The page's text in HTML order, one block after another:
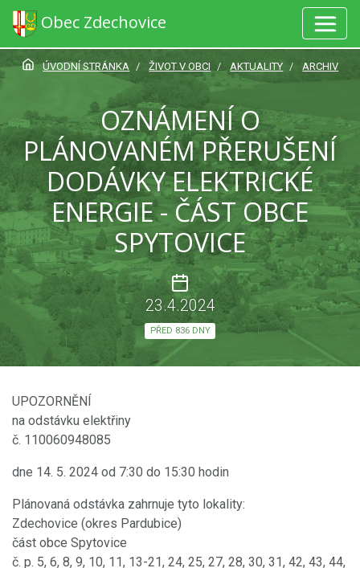
Obec Zdechovice
ÚVODNÍ STRÁNKA ŽIVOT V OBCI AKTUALITY ARCHIV
OZNÁMENÍ O
PLÁNOVANÉM PŘERUŠENÍ
DODÁVKY ELEKTRICKÉ
ENERGIE - ČÁST OBCE
SPYTOVICE
23.4.2024
PŘED 836 DNY
UPOZORNĚNÍ
na odstávku elektřiny
č. 110060948085
dne 14. 5. 2024 od 7:30 do 15:30 hodin
Plánovaná odstávka zahrnuje tyto lokality:
Zdechovice (okres Pardubice)
část obce Spytovice
č. p. 5, 6, 8, 9, 10, 11, 13-21, 24, 25, 27, 28, 30, 31, 42, 43, 44,